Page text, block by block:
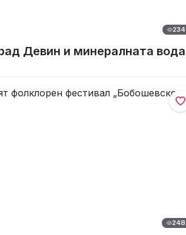
234
Девин и минералната вода
248